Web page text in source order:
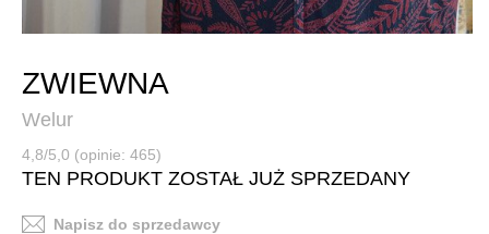
ZWIEWNA
Welur
4,8/5,0 (opinie: 465)
TEN PRODUKT ZOSTAŁ JUŻ SPRZEDANY
Napisz do sprzedawcy